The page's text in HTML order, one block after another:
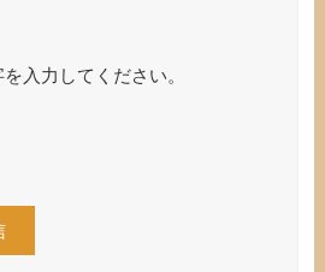
入力してください。